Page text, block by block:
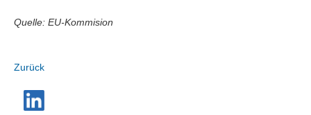
Quelle: EU-Kommision
Zurück